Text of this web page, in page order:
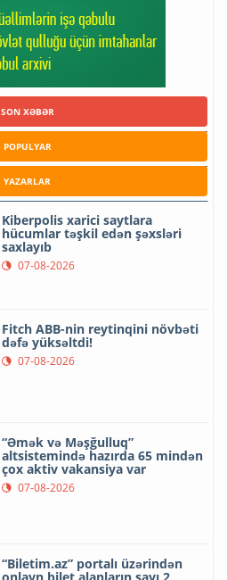
SON XƏBƏR
POPULYAR
YAZARLAR
Kiberpolis xarici saytlara
hücumlar təşkil edən şəxsləri
saxlayıb
07-08-2026
Fitch ABB-nin reytinqini növbəti
dəfə yüksəltdi!
07-08-2026
“Əmək və Məşğulluq”
altsistemində hazırda 65 mindən
çox aktiv vakansiya var
07-08-2026
“Biletim.az” portalı üzərindən